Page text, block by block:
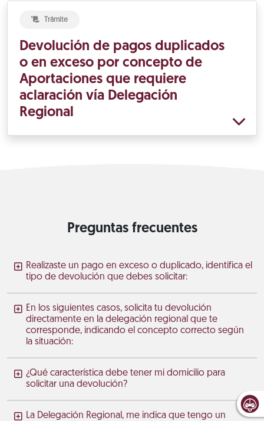
Trámite
Devolución de pagos duplicados
o en exceso por concepto de
Aportaciones que requiere
aclaración vía Delegación
Regional
Preguntas frecuentes
Realizaste un pago en exceso o duplicado, identifica el
tipo de devolución que debes solicitar:
En los siguientes casos, solicita tu devolución
directamente en la delegación regional que te
corresponde, indicando el concepto correcto según
la situación:
¿Qué característica debe tener mi domicilio para
solicitar una devolución?
La Delegación Regional, me indica que tengo un